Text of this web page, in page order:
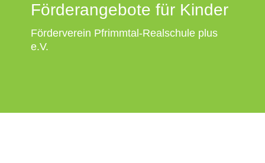
Förderangebote für Kinder
Förderverein Pfrimmtal-Realschule plus
e.V.